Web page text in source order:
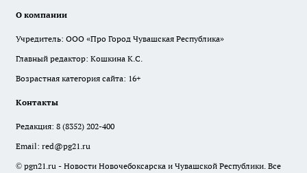
О компании
Учредитель: ООО «Про Город Чувашская Республика»
Главный редактор: Кошкина К.С.
Возрастная категория сайта: 16+
Контакты
Редакция: 8 (8352) 202-400
Email: red@pg21.ru
© pgn21.ru - Новости Новочебоксарска и Чувашской Республики. Все